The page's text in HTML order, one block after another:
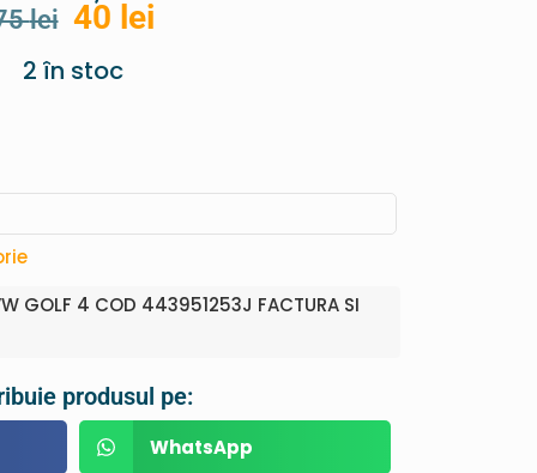
lei 40 lei
2 în stoc
GOLF 4 COD 443951253J FACTURA SI
produsul pe:
WhatsApp